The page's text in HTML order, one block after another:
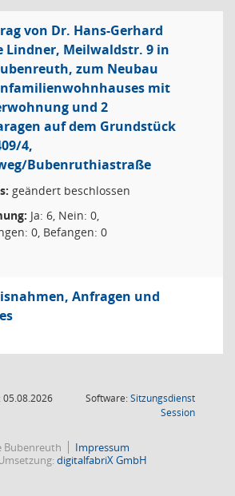
von Dr. Hans-Gerhard
Lindner, Meilwaldstr. 9 in
zum Neubau
mit
und 2
auf dem Grundstück
4,
Bubenruthiastraße
geändert beschlossen
Ja: 6, Nein: 0,
0, Befangen: 0
Anfragen und
Software:Sitzungsdienst
Session(Wird in
Bubenreuth
Impressum
digitalfabriX GmbH